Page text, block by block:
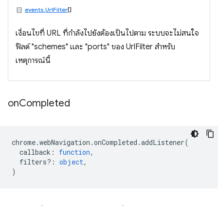
events.UrlFilter[]
เงื่อนไขที่ URL ที่กำลังไปยังต้องเป็นไปตาม ระบบจะไม่สนใจ
ฟิลด์ "schemes" และ "ports" ของ UrlFilter สำหรับ
เหตุการณ์นี้
onCompleted
chrome.webNavigation .onCompleted .addListener(
callback : function,
filters? : object,
)